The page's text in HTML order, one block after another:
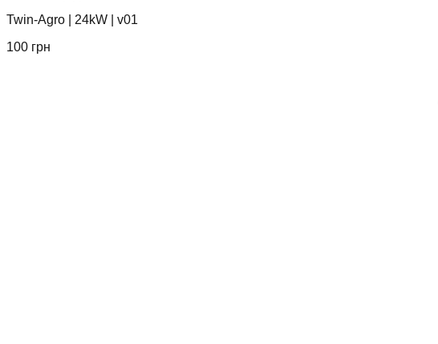
Twin-Agro
24kW
v01
100 грн